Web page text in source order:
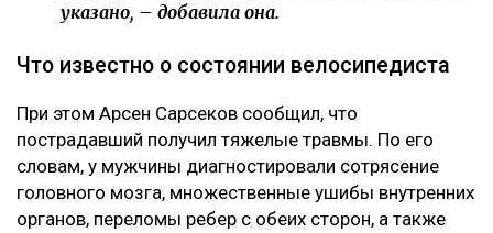
указано, – добавила она.
Что известно о состоянии велосипедиста
При этом Арсен Сарсеков сообщил, что
пострадавший получил тяжелые травмы. По его
словам, у мужчины диагностировали сотрясение
головного мозга, множественные ушибы внутренних
органов, переломы ребер с обеих сторон, а также